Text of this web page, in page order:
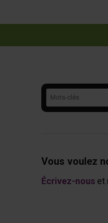
Vous voulez
Écrivez-nouset